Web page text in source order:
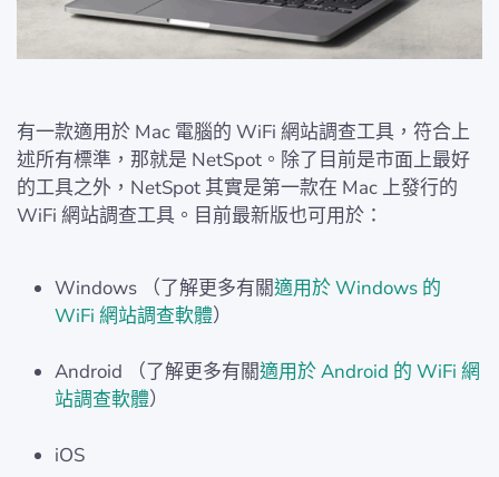
有一款適用於 Mac 電腦的 WiFi 網站調查工具，符合上
述所有標準，那就是 NetSpot。除了目前是市面上最好
的工具之外，NetSpot 其實是第一款在 Mac 上發行的
WiFi 網站調查工具。目前最新版也可用於：
Windows （了解更多有關適用於 Windows 的
WiFi 網站調查軟體）
Android （了解更多有關適用於 Android 的 WiFi 網
站調查軟體）
iOS